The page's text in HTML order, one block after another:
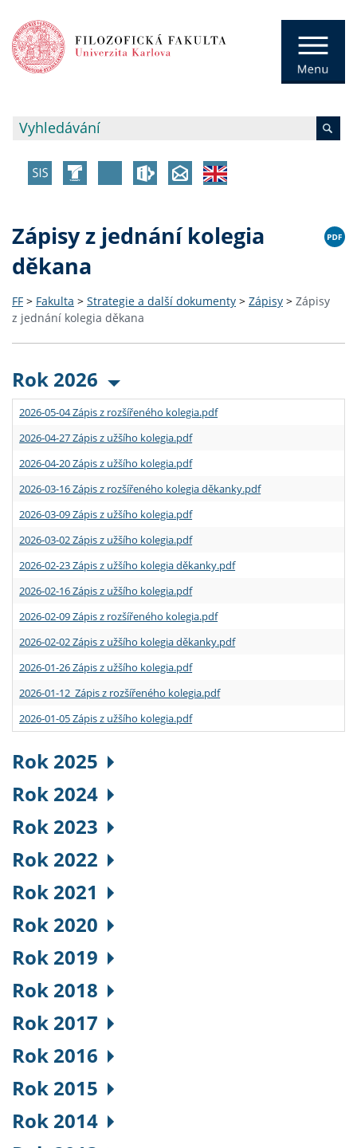
Zápisy z jednání kolegia
děkana
FF > Fakulta > Strategie a další dokumenty > Zápisy > Zápisy
z jednání kolegia děkana
Rok 2026
2026-05-04 Zápis z rozšířeného kolegia.pdf
2026-04-27 Zápis z užšího kolegia.pdf
2026-04-20 Zápis z užšího kolegia.pdf
2026-03-16 Zápis z rozšířeného kolegia děkanky.pdf
2026-03-09 Zápis z užšího kolegia.pdf
2026-03-02 Zápis z užšího kolegia.pdf
2026-02-23 Zápis z užšího kolegia děkanky.pdf
2026-02-16 Zápis z užšího kolegia.pdf
2026-02-09 Zápis z rozšířeného kolegia.pdf
2026-02-02 Zápis z užšího kolegia děkanky.pdf
2026-01-26 Zápis z užšího kolegia.pdf
2026-01-12 Zápis z rozšířeného kolegia.pdf
2026-01-05 Zápis z užšího kolegia.pdf
Rok 2025
Rok 2024
Rok 2023
Rok 2022
Rok 2021
Rok 2020
Rok 2019
Rok 2018
Rok 2017
Rok 2016
Rok 2015
Rok 2014